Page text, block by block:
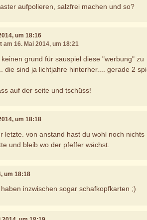
aufpolieren, salzfrei machen und so?
um 18:16
am 16. Mai 2014, um 18:21
grund für sauspiel diese "werbung" zu
die sind ja lichtjahre hinterher.... gerade 2
auf der seite und tschüss!
um 18:18
letzte. von anstand hast du wohl noch nichts
und bleib wo der pfeffer wächst.
um 18:18
inzwischen sogar schafkopfkarten ;)